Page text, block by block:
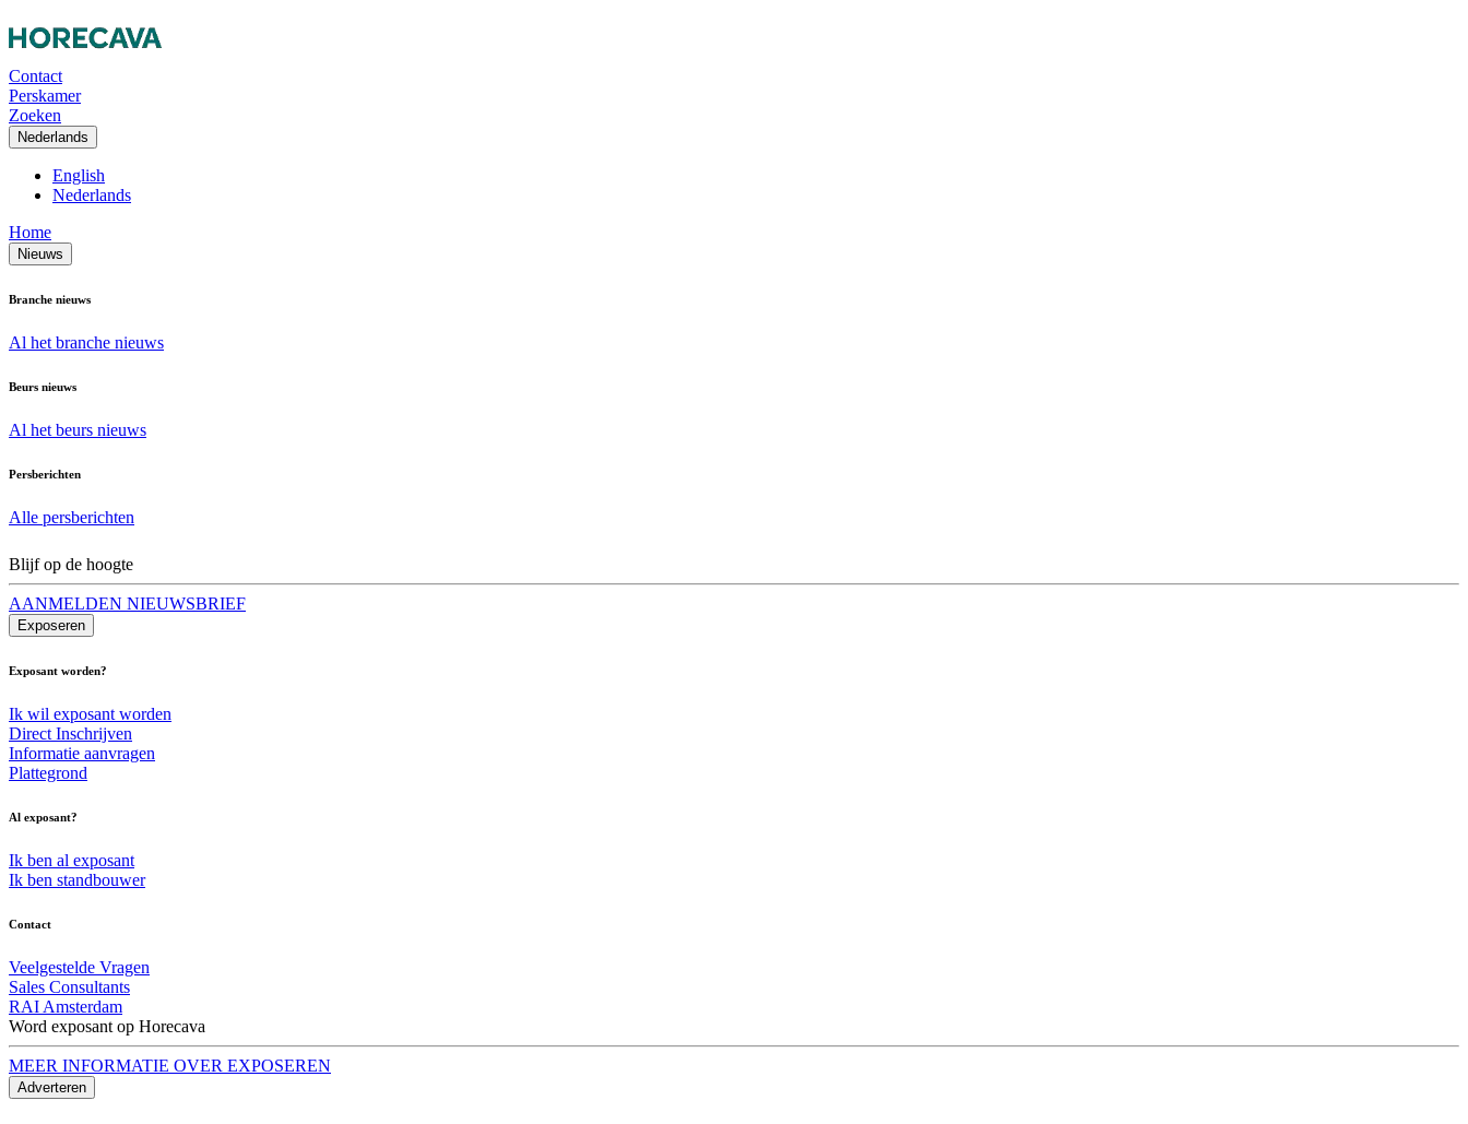
Contact
Perskamer
Zoeken
Nederlands
English
Nederlands
Home
Nieuws
Branche nieuws
Al het branche nieuws
Beurs nieuws
Al het beurs nieuws
Persberichten
Alle persberichten
Blijf op de hoogte
AANMELDEN NIEUWSBRIEF
Exposeren
Exposant worden?
Ik wil exposant worden
Direct Inschrijven
Informatie aanvragen
Plattegrond
Al exposant?
Ik ben al exposant
Ik ben standbouwer
Contact
Veelgestelde Vragen
Sales Consultants
RAI Amsterdam
Word exposant op Horecava
MEER INFORMATIE OVER EXPOSEREN
Adverteren